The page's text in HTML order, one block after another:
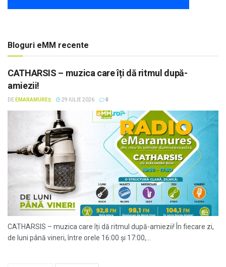
Bloguri eMM recente
CATHARSIS – muzica care îți dă ritmul după-
amiezii!
DE EMARAMUREȘ 29 IULIE 2026 0
CATHARSIS – muzica care îți dă ritmul după-amiezii! În fiecare zi,
de luni până vineri, între orele 16:00 și 17:00,...